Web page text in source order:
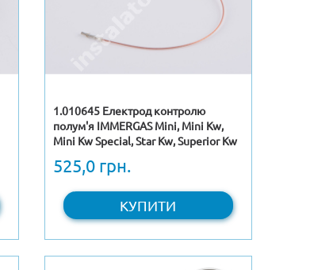
1.010645 Електрод контролю
полум'я IMMERGAS Mini, Mini Kw,
Mini Kw Special, Star Kw, Superior Kw
525,0 грн.
КУПИТИ